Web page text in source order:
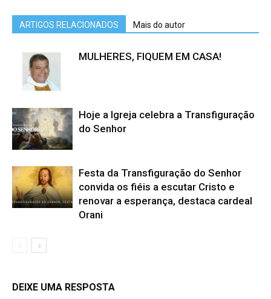
ARTIGOS RELACIONADOS Mais do autor
MULHERES, FIQUEM EM CASA!
Hoje a Igreja celebra a Transfiguração
do Senhor
Festa da Transfiguração do Senhor
convida os fiéis a escutar Cristo e
renovar a esperança, destaca cardeal
Orani
DEIXE UMA RESPOSTA